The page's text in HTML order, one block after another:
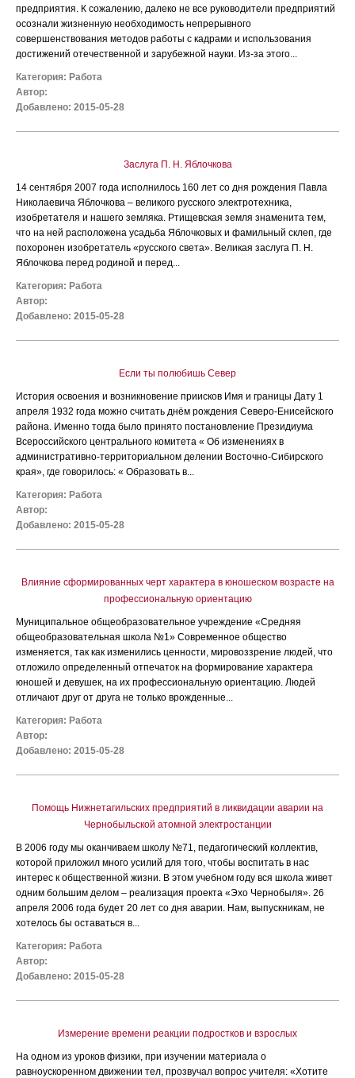
предприятия. К сожалению, далеко не все руководители предприятий
осознали жизненную необходимость непрерывного
совершенствования методов работы с кадрами и использования
достижений отечественной и зарубежной науки. Из-за этого...
Категория: Работа
Автор:
Добавлено: 2015-05-28
Заслуга П. Н. Яблочкова
14 сентября 2007 года исполнилось 160 лет со дня рождения Павла
Николаевича Яблочкова – великого русского электротехника,
изобретателя и нашего земляка. Ртищевская земля знаменита тем,
что на ней расположена усадьба Яблочковых и фамильный склеп, где
похоронен изобретатель «русского света». Великая заслуга П. Н.
Яблочкова перед родиной и перед...
Категория: Работа
Автор:
Добавлено: 2015-05-28
Если ты полюбишь Север
История освоения и возникновение приисков Имя и границы Дату 1
апреля 1932 года можно считать днём рождения Северо-Енисейского
района. Именно тогда было принято постановление Президиума
Всероссийского центрального комитета « Об изменениях в
административно-территориальном делении Восточно-Сибирского
края», где говорилось: « Образовать в...
Категория: Работа
Автор:
Добавлено: 2015-05-28
Влияние сформированных черт характера в юношеском возрасте на
профессиональную ориентацию
Муниципальное общеобразовательное учреждение «Средняя
общеобразовательная школа №1» Современное общество
изменяется, так как изменились ценности, мировоззрение людей, что
отложило определенный отпечаток на формирование характера
юношей и девушек, на их профессиональную ориентацию. Людей
отличают друг от друга не только врожденные...
Категория: Работа
Автор:
Добавлено: 2015-05-28
Помощь Нижнетагильских предприятий в ликвидации аварии на
Чернобыльской атомной электростанции
В 2006 году мы оканчиваем школу №71, педагогический коллектив,
которой приложил много усилий для того, чтобы воспитать в нас
интерес к общественной жизни. В этом учебном году вся школа живет
одним большим делом – реализация проекта «Эхо Чернобыля». 26
апреля 2006 года будет 20 лет со дня аварии. Нам, выпускникам, не
хотелось бы оставаться в...
Категория: Работа
Автор:
Добавлено: 2015-05-28
Измерение времени реакции подростков и взрослых
На одном из уроков физики, при изучении материала о
равноускоренном движении тел, прозвучал вопрос учителя: «Хотите